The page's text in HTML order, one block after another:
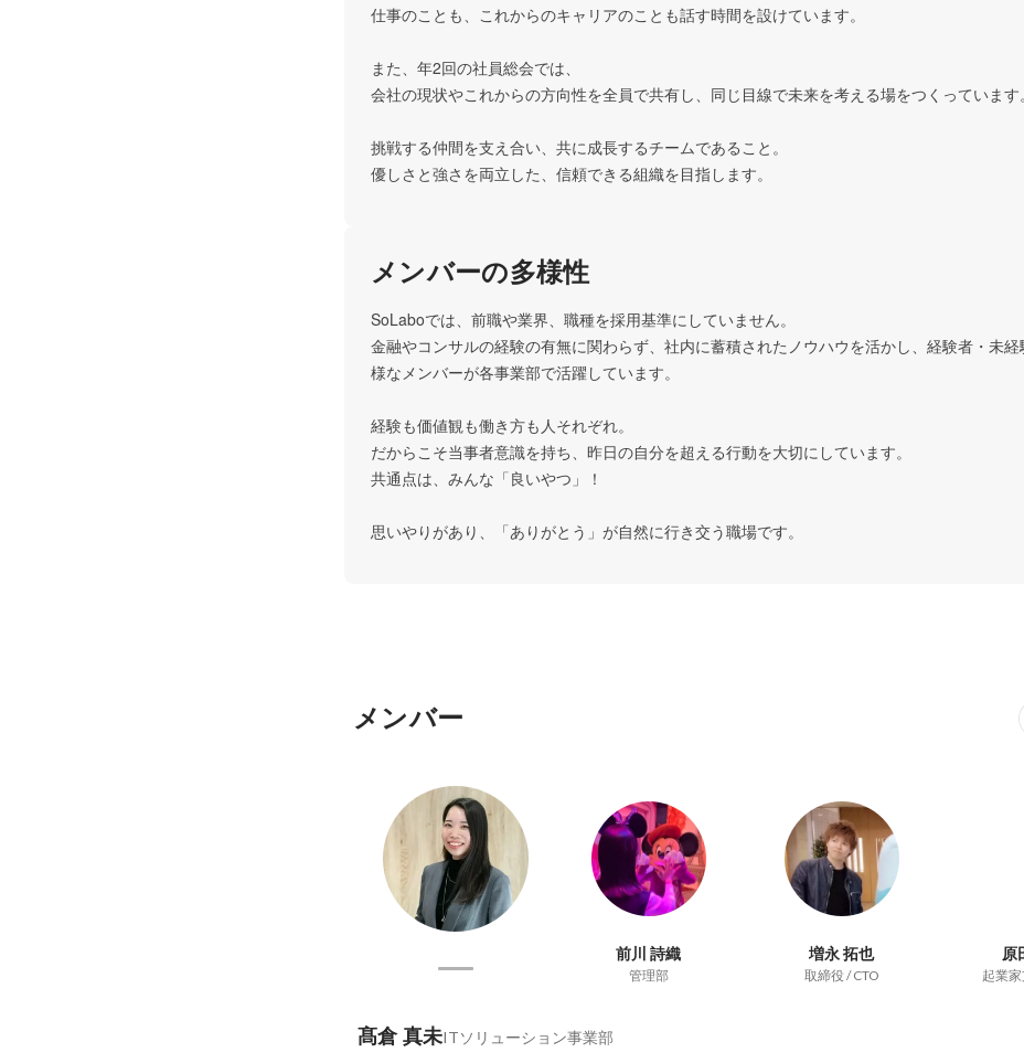
仕事のことも、これからのキャリアのことも話す時間を設けています。
また、年2回の社員総会では、
会社の現状やこれからの方向性を全員で共有し、同じ目線で未来を考える場をつくっています。
挑戦する仲間を支え合い、共に成長するチームであること。
メンバーの多様性
SoLaboでは、前職や業界、職種を採用基準にしていません。
金融やコンサルの経験の有無に関わらず、社内に蓄積されたノウハウを活かし、経験者・未
様なメンバーが各事業部で活躍しています。
経験も価値観も働き方も人それぞれ。
だからこそ当事者意識を持ち、昨日の自分を超える行動を大切にしています。
共通点は、みんな「良いやつ」！
思いやりがあり、「ありがとう」が自然に行き交う職場です。
メンバー
前川 詩織
管理部
増永 拓也
取締役 / CTO
原
起業
髙倉 真未ITソリューション事業部